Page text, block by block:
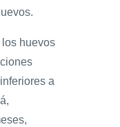
huevos
a